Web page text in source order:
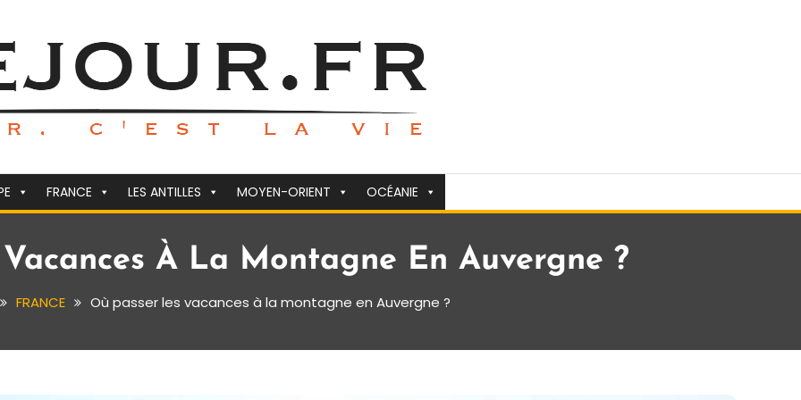
FRANCE LES ANTILLES MOYEN-ORIENT OCÉANIE
À La Montagne En Auvergne ?
FRANCE Où passer les vacances à la montagne en Auvergne ?